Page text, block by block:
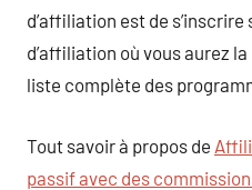
d’affiliation est de
d’affiliation où vous aurez
liste complète des
Tout savoir à propos de
passif avec des